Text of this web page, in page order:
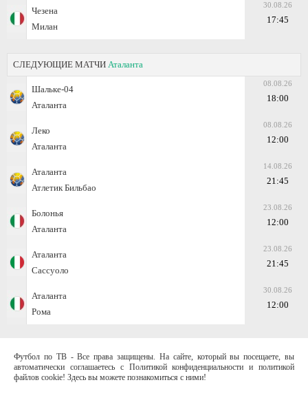
Чезена
Милан
30.08.26
17:45
СЛЕДУЮЩИЕ МАТЧИ Аталанта
Шальке-04
Аталанта
08.08.26
18:00
Леко
Аталанта
08.08.26
12:00
Аталанта
Атлетик Бильбао
14.08.26
21:45
Болонья
Аталанта
23.08.26
12:00
Аталанта
Сассуоло
23.08.26
21:45
Аталанта
Рома
30.08.26
12:00
Футбол по ТВ - Все права защищены. На сайте, который вы посещаете, вы
автоматически соглашаетесь с Политикой конфиденциальности и политикой
файлов cookie! Здесь вы можете познакомиться с ними!